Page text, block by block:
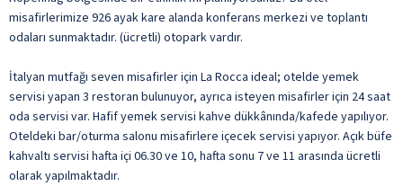
misafirlerimize 926 ayak kare alanda konferans merkezi ve toplantı
odaları sunmaktadır. (ücretli) otopark vardır.
İtalyan mutfağı seven misafirler için La Rocca ideal; otelde yemek
servisi yapan 3 restoran bulunuyor, ayrıca isteyen misafirler için 24 saat
oda servisi var. Hafif yemek servisi kahve dükkânında/kafede yapılıyor.
Oteldeki bar/oturma salonu misafirlere içecek servisi yapıyor. Açık büfe
kahvaltı servisi hafta içi 06.30 ve 10, hafta sonu 7 ve 11 arasında ücretli
olarak yapılmaktadır.